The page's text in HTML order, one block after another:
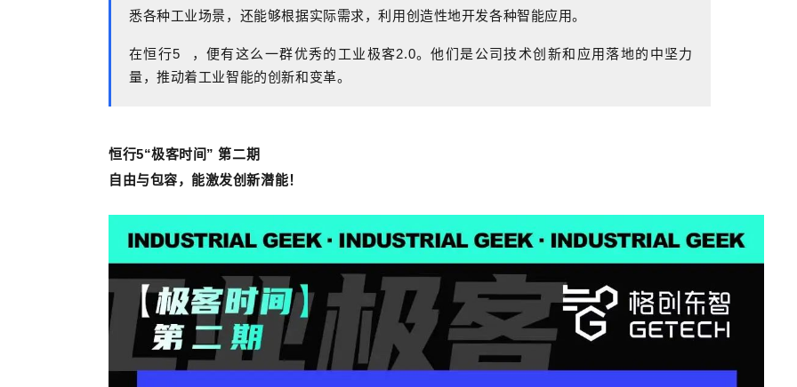
悉各种工业场景，还能够根据实际需求，利用创造性地开发各种智能应用。
在恒行5
，便有这么一群优秀的工业极客2.0。他们是公司技术创新和应用落地的中坚力
量，推动着工业智能的创新和变革。
恒行5“极客时间” 第二期
自由与包容，能激发创新潜能！